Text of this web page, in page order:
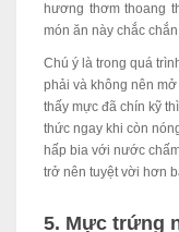
hương thơm thoang
món ăn này chắc
Chú ý là trong quá
phải và không nên
thấy mực đã chín kỹ
thức ngay khi còn
hấp bia với nước
trở nên tuyệt vời hơn
5. Mực trứng